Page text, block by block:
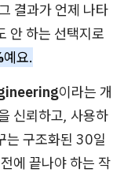
결과가 언제 나타
안 하는 선택지로
예요.
이라는 개
신뢰하고, 사용하
는 구조화된 30일
에 끝나야 하는 작